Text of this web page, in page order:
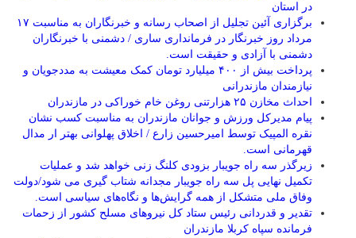
در استان
برگزاری آئین تجلیل از اصحاب رسانه و خبرنگاران به مناسبت ۱۷
مرداد روز خبرنگار در فرمانداری ساری / دشمنی با خبرنگاران
دشمنی با آزادی و حقیقت است.
پرداخت بیش از ۴۰۰ میلیارد تومان کمک معیشت به مددجویان و
نیازمندان مازندرانی
احداث مخازن ۲۵ هزارتنی روغن خام خوراکی در مازندران
پیام مدیرکل ورزش و جوانان مازندران به مناسبت کسب نشان
نقره المپیک توسط امیرحسین زارع / اخلاق پهلوانی بهتر ار مدال
قهرمانی است.
زیرگذر سه راه جویبار بزودی کلنگ زنی خواهد شد و عملیات
تکمیل نهایی پل سه راه جویبار مجدانه شتاب گیری می شود/دولت
وفاق ملی متشکل از همه گرایش‌ها و نگاه‌های سیاسی است.
تقدیر و قدردانی رئیس ستاد کل نیرو‌های مسلح کشور از زحمات
فرمانده سپاه کربلا مازندران